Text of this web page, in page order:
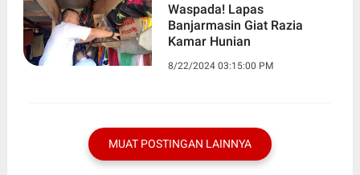
Waspada! Lapas
Banjarmasin Giat Razia
Kamar Hunian
8/22/2024 03:15:00 PM
MUAT POSTINGAN LAINNYA